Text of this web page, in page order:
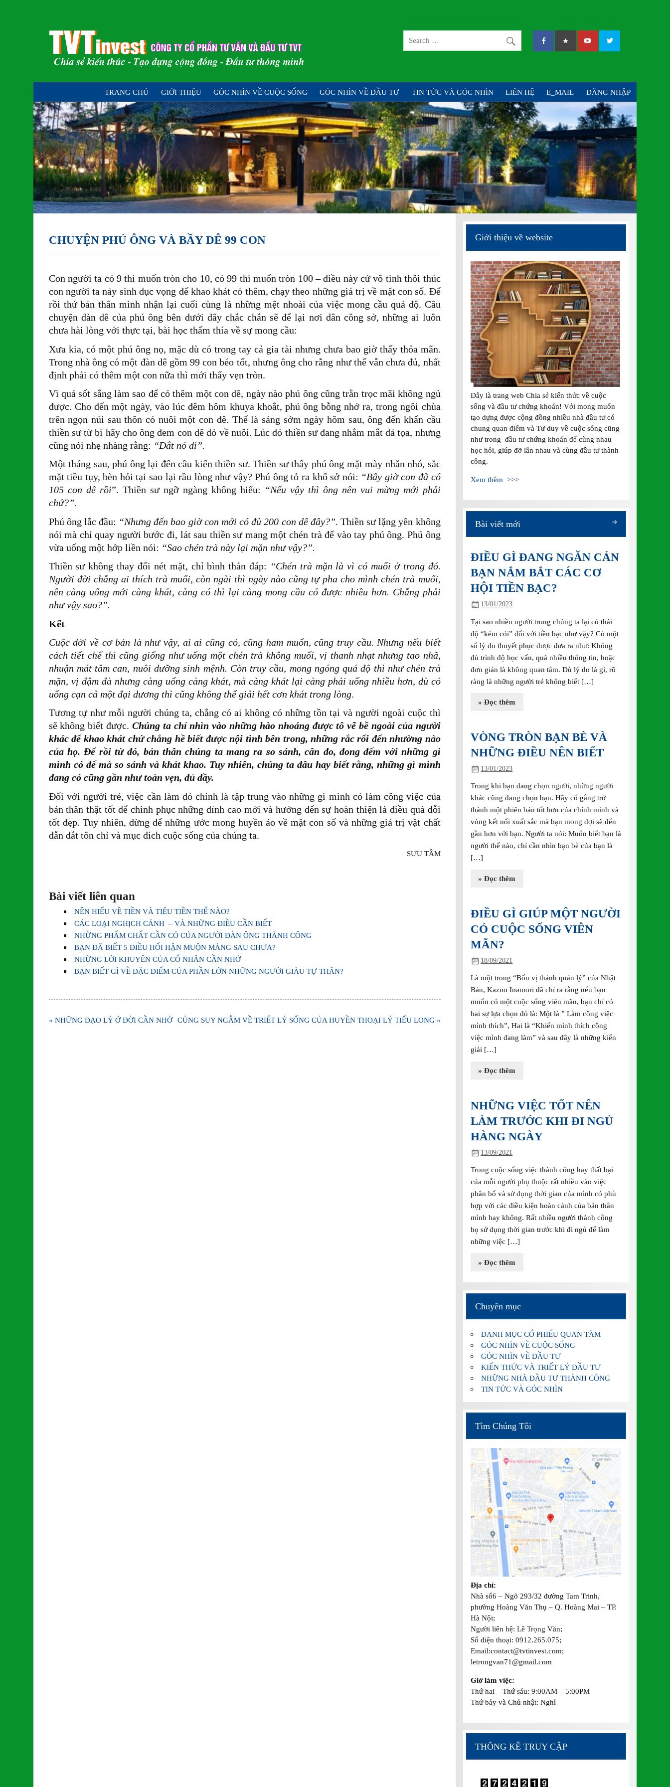
CÔNG TY CỔ PHẦN TƯ VẤN VÀ ĐẦU
TRANG CHỦ GIỚI THIỆU GÓC NHÌN VỀ CUỘC SỐNG GÓC NHÌN VỀ ĐẦU TƯ TIN TỨC VÀ GÓC NHÌN LIÊN HỆ E_MAIL ĐĂNG NHẬP
CHUYỆN PHÚ ÔNG VÀ BẦY DÊ 99 CON
Con người ta có 9 thì muốn tròn cho 10, có 99 thì muốn tròn 100 – điều này cứ vô tình thôi thúc
con người ta nảy sinh dục vọng để khao khát có thêm, chạy theo những giá trị về mặt con số. Để
rồi thứ bản thân mình nhận lại cuối cùng là những mệt nhoài của việc mong cầu quá độ. Câu
chuyện đàn dê của phú ông bên dưới đây chắc chắn sẽ để lại nơi dân công sở, những ai luôn
chưa hài lòng với thực tại, bài học thấm thía về sự mong cầu:
Xưa kia, có một phú ông nọ, mặc dù có trong tay cả gia tài nhưng chưa bao giờ thấy thỏa mãn.
Trong nhà ông có một đàn dê gồm 99 con béo tốt, nhưng ông cho rằng như thế vẫn chưa đủ, nhất
định phải có thêm một con nữa thì mới thấy vẹn tròn.
Vì quá sốt sắng làm sao để có thêm một con dê, ngày nào phú ông cũng trằn trọc mãi không ngủ
được. Cho đến một ngày, vào lúc đêm hôm khuya khoắt, phú ông bỗng nhớ ra, trong ngôi chùa
trên ngọn núi sau thôn có nuôi một con dê. Thế là sáng sớm ngày hôm sau, ông đến khẩn cầu
thiền sư từ bi hãy cho ông đem con dê đó về nuôi. Lúc đó thiền sư đang nhắm mắt đả tọa, nhưng
cũng nói nhẹ nhàng rằng: “Dắt nó đi”.
Một tháng sau, phú ông lại đến cầu kiến thiền sư. Thiền sư thấy phú ông mặt mày nhăn nhó, sắc
mặt tiều tụy, bèn hỏi tại sao lại rầu lòng như vậy? Phú ông tỏ ra khổ sở nói: “Bây giờ con đã có
105 con dê rồi”. Thiền sư ngỡ ngàng không hiểu: “Nếu vậy thì ông nên vui mừng mới phải
chứ?”.
Phú ông lắc đầu: “Nhưng đến bao giờ con mới có đủ 200 con dê đây?”. Thiền sư lặng yên không
nói mà chỉ quay người bước đi, lát sau thiền sư mang một chén trà để vào tay phú ông. Phú ông
vừa uống một hớp liền nói: “Sao chén trà này lại mặn như vậy?”.
Thiền sư không thay đổi nét mặt, chỉ bình thản đáp: “Chén trà mặn là vì có muối ở trong đó.
Người đời chẳng ai thích trà muối, còn ngài thì ngày nào cũng tự pha cho mình chén trà muối,
nên càng uống mới càng khát, càng có thì lại càng mong cầu có được nhiều hơn. Chẳng phải
như vậy sao?”.
Kết
Cuộc đời về cơ bản là như vậy, ai ai cũng có, cũng ham muốn, cũng truy cầu. Nhưng nếu biết
cách tiết chế thì cũng giống như uống một chén trà không muối, vị thanh nhạt nhưng tao nhã,
nhuận mát tâm can, nuôi dưỡng sinh mệnh. Còn truy cầu, mong ngóng quá độ thì như chén trà
mặn, vị đậm đà nhưng càng uống càng khát, mà càng khát lại càng phải uống nhiều hơn, dù có
uống cạn cả một đại dương thì cũng không thể giải hết cơn khát trong lòng.
Tương tự như mỗi người chúng ta, chẳng có ai không có những tồn tại và người ngoài cuộc thì
sẽ không biết được. Chúng ta chỉ nhìn vào những hào nhoáng được tô vẽ bề ngoài của người
khác để khao khát chứ chẳng hề biết được nội tình bên trong, những rắc rối đến nhường nào
của họ. Để rồi từ đó, bản thân chúng ta mang ra so sánh, cân đo, đong đếm với những gì
mình có để mà so sánh và khát khao. Tuy nhiên, chúng ta đâu hay biết rằng, những gì mình
đang có cũng gần như toàn vẹn, đủ đầy.
Đối với người trẻ, việc cần làm đó chính là tập trung vào những gì mình có làm công việc của
bản thân thật tốt để chinh phục những đỉnh cao mới và hướng đến sự hoàn thiện là điều quá đỗi
tốt đẹp. Tuy nhiên, đừng để những ước mong huyền ảo về mặt con số và những giá trị vật chất
dẫn dắt tôn chỉ và mục đích cuộc sống của chúng ta.
SƯU TẦM
Bài viết liên quan
NÊN HIỂU VỀ TIỀN VÀ TIÊU TIỀN THẾ NÀO?
CÁC LOẠI NGHỊCH CẢNH – VÀ NHỮNG ĐIỀU CẦN BIẾT
NHỮNG PHẨM CHẤT CẦN CÓ CỦA NGƯỜI ĐÀN ÔNG THÀNH CÔNG
BẠN ĐÃ BIẾT 5 ĐIỀU HỐI HẬN MUỘN MÀNG SAU CHƯA?
NHỮNG LỜI KHUYÊN CỦA CỔ NHÂN CẦN NHỚ
BẠN BIẾT GÌ VỀ ĐẶC ĐIỂM CỦA PHẦN LỚN NHỮNG NGƯỜI GIÀU TỰ THÂN?
Điều
« NHỮNG ĐẠO LÝ Ở ĐỜI CẦN NHỚ CÙNG SUY NGẪM VỀ TRIẾT LÝ SỐNG CỦA HUYỀN THOẠI LÝ TIỂU LONG »
Giới thiệu về website
Đây là trang web Chia sẻ kiến thức về cuộc
sống và đầu tư chứng khoán! Với mong muốn
tạo dựng được cộng đồng nhiều nhà đầu tư có
chung quan điểm và Tư duy về cuộc sống cũng
như trong đầu tư chứng khoán để cùng nhau
học hỏi, giúp đỡ lẫn nhau và cùng đầu tư thành
công.
Xem thêm >>>
Bài viết mới
ĐIỀU GÌ ĐANG NGĂN CẢN
BẠN NẮM BẮT CÁC CƠ
HỘI TIỀN BẠC?
13/01/2023
Tại sao nhiều người trong chúng ta lại có thái
độ “kém cỏi” đối với tiền bạc như vậy? Có một
số lý do thuyết phục được đưa ra như: Không
đủ trình độ học vấn, quá nhiều thông tin, hoặc
đơn giản là không quan tâm. Dù lý do là gì, rõ
ràng là những người trẻ không biết […]
» Đọc thêm
VÒNG TRÒN BẠN BÈ VÀ
NHỮNG ĐIỀU NÊN BIẾT
13/01/2023
Trong khi bạn đang chọn người, những người
khác cũng đang chọn bạn. Hãy cố gắng trở
thành một phiên bản tốt hơn của chính mình và
vòng kết nối xuất sắc mà bạn mong đợi sẽ đến
gần hơn với bạn. Người ta nói: Muốn biết bạn là
người thế nào, chỉ cần nhìn bạn bè của bạn là
[…]
» Đọc thêm
ĐIỀU GÌ GIÚP MỘT NGƯỜI
CÓ CUỘC SỐNG VIÊN
MÃN?
18/09/2021
Là một trong “Bốn vị thánh quản lý” của Nhật
Bản, Kazuo Inamori đã chỉ ra rằng nếu bạn
muốn có một cuộc sống viên mãn, bạn chỉ có
hai sự lựa chọn đó là: Một là ” Làm công việc
mình thích”, Hai là “Khiến mình thích công
việc mình đang làm” và sau đây là những kiến
giải […]
» Đọc thêm
NHỮNG VIỆC TỐT NÊN
LÀM TRƯỚC KHI ĐI NGỦ
HÀNG NGÀY
13/09/2021
Trong cuộc sống việc thành công hay thất bại
của mỗi người phụ thuộc rất nhiều vào việc
phân bổ và sử dụng thời gian của mình có phù
hợp với các điều kiện hoàn cảnh của bản thân
mình hay không. Rất nhiều người thành công
họ sử dụng thời gian trước khi đi ngủ để làm
những việc […]
» Đọc thêm
Chuyên mục
DANH MỤC CỔ PHIẾU QUAN TÂM
GÓC NHÌN VỀ CUỘC SỐNG
GÓC NHÌN VỀ ĐẦU TƯ
KIẾN THỨC VÀ TRIẾT LÝ ĐẦU TƯ
NHỮNG NHÀ ĐẦU TƯ THÀNH CÔNG
TIN TỨC VÀ GÓC NHÌN
Tìm Chúng Tôi
Địa chỉ:
Nhà số6 – Ngõ 293/32 đường Tam Trinh,
phường Hoàng Văn Thụ – Q. Hoàng Mai – TP.
Hà Nội;
Người liên hệ: Lê Trọng Văn;
Số điện thoại: 0912.265.075;
Email:contact@tvtinvest.com;
letrongvan71@gmail.com
Giờ làm việc:
Thứ hai – Thứ sáu: 9:00AM – 5:00PM
Thứ bảy và Chủ nhật: Nghỉ
THÔNG KÊ TRUY CẬP